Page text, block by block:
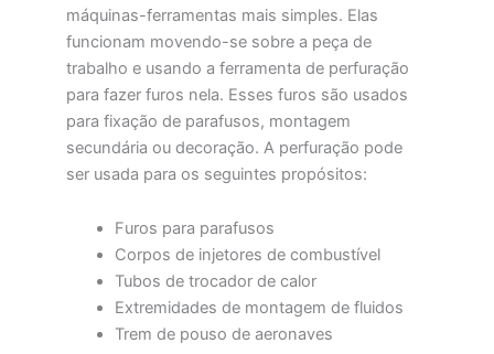
máquinas-ferramentas mais simples. Elas
funcionam movendo-se sobre a peça de
trabalho e usando a ferramenta de perfuração
para fazer furos nela. Esses furos são usados
para fixação de parafusos, montagem
secundária ou decoração. A perfuração pode
ser usada para os seguintes propósitos:
Furos para parafusos
Corpos de injetores de combustível
Tubos de trocador de calor
Extremidades de montagem de fluidos
Trem de pouso de aeronaves